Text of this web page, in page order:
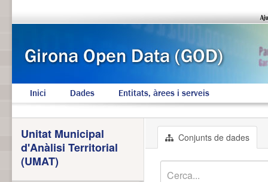
Inici Dades Entitats, àrees i serveis
Conjunts de dades
Unitat Municipal
d'Anàlisi Territorial
(UMAT)